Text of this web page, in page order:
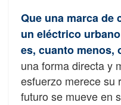
Que una marca de
un eléctrico
es, cuanto menos,
una forma directa y
esfuerzo merece su
futuro se mueve en